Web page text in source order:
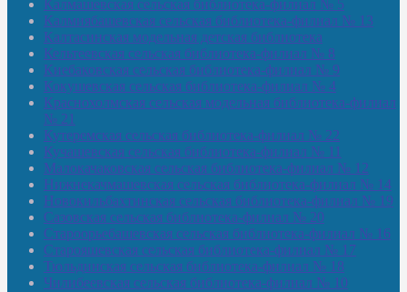
Калмашевская сельская библиотека-филиал № 5
Калмиябашевская сельская библиотека-филиал № 13
Калтасинская модельная детская библиотека
Кельтеевская сельская библиотека-филиал № 8
Киебаковская сельская библиотека-филиал № 9
Кокушевская сельская библиотека-филиал № 4
Краснохолмская сельская модельная библиотека-филиал
№ 21
Кутеремская сельская библиотека-филиал № 22
Кучашевская сельская библиотека-филиал № 11
Малокачаковская сельская библиотека-филиал № 12
Нижнекачмашевская сельская библиотека-филиал № 14
Новокильбахтинская сельская библиотека-филиал № 19
Сазовская сельская библиотека-филиал № 20
Староорьебашевская сельская библиотека-филиал № 16
Старояшевская сельская библиотека-филиал № 17
Тюльдинская сельская библиотека-филиал № 18
Чилибеевская сельская библиотека-филиал № 10